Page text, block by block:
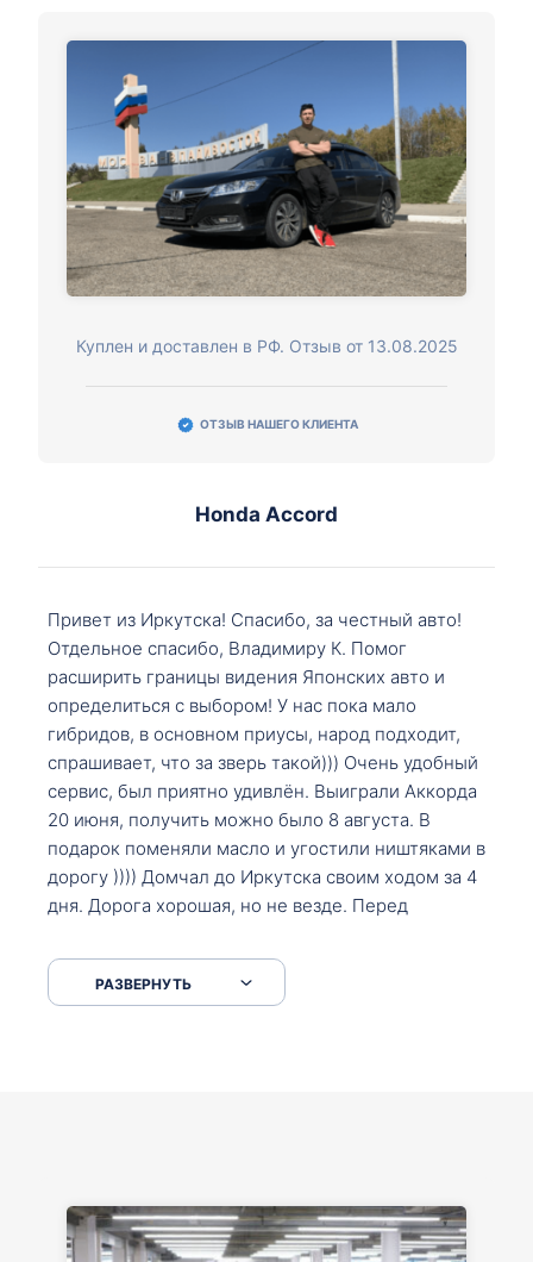
Куплен и доставлен в РФ. Отзыв от 13.08.2025
ОТЗЫВ НАШЕГО КЛИЕНТА
Honda Accord
Привет из Иркутска! Спасибо, за честный авто!
Отдельное спасибо, Владимиру К. Помог
расширить границы видения Японских авто и
определиться с выбором! У нас пока мало
гибридов, в основном приусы, народ подходит,
спрашивает, что за зверь такой))) Очень удобный
сервис, был приятно удивлён. Выиграли Аккорда
20 июня, получить можно было 8 августа. В
подарок поменяли масло и угостили ништяками в
дорогу )))) Домчал до Иркутска своим ходом за 4
дня. Дорога хорошая, но не везде. Перед
серпантинах по пути следования.
РАЗВЕРНУТЬ